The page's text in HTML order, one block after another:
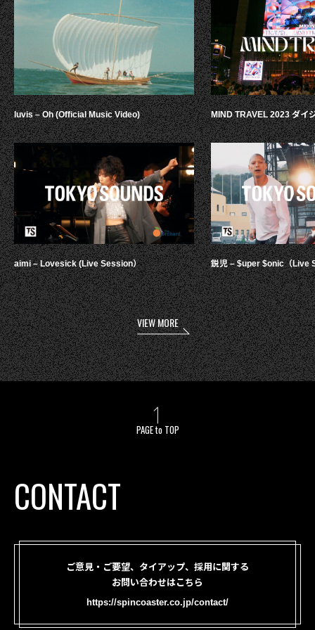
luvis – Oh (Official Music Video)
aimi – Lovesick (Live Session）
MIND TRAVEL 2023 ダイ
鋭児 – $uper $onic（Live
VIEW MORE
PAGE to TOP
CONTACT
ご意見・ご要望、タイアップ、採用に関する
お問い合わせはこちら
https://spincoaster.co.jp/contact/